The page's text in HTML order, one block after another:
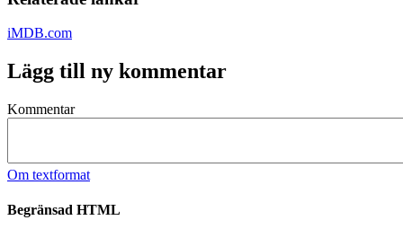
iMDB.com
Lägg till ny kommentar
Kommentar
Om textformat
Begränsad HTML